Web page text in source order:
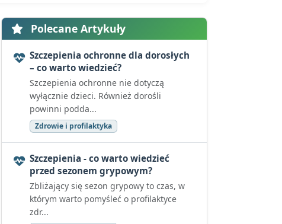
Polecane Artykuły
Szczepienia ochronne dla dorosłych
– co warto wiedzieć?
Szczepienia ochronne nie dotyczą
wyłącznie dzieci. Również dorośli
powinni podda...
Zdrowie i profilaktyka
Szczepienia - co warto wiedzieć
przed sezonem grypowym?
Zbliżający się sezon grypowy to czas, w
którym warto pomyśleć o profilaktyce
zdr...